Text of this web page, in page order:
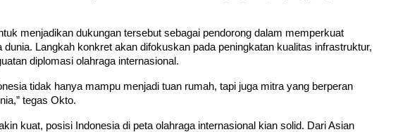
menjadikan dukungan tersebut sebagai pendorong dalam memperkuat
dunia. Langkah konkret akan difokuskan pada peningkatan kualitas infrastruktur,
diplomasi olahraga internasional.
tidak hanya mampu menjadi tuan rumah, tapi juga mitra yang berperan
tegas Okto.
kuat, posisi Indonesia di peta olahraga internasional kian solid. Dari Asian